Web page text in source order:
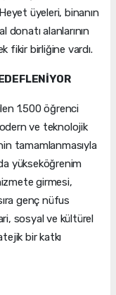
üyeleri, binanın
donatı alanlarının
fikir birliğine vardı.
1.500 öğrenci
ve teknolojik
tamamlanmasıyla
yükseköğrenim
girmesi,
genç nüfus
sosyal ve kültürel
bir katkı